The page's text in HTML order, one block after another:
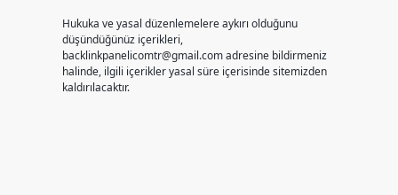
Hukuka ve yasal düzenlemelere aykırı olduğunu
düşündüğünüz içerikleri,
backlinkpanelicomtr@gmail.comadresine bildirmeniz
halinde, ilgili içerikler yasal süre içerisinde sitemizden
kaldırılacaktır.